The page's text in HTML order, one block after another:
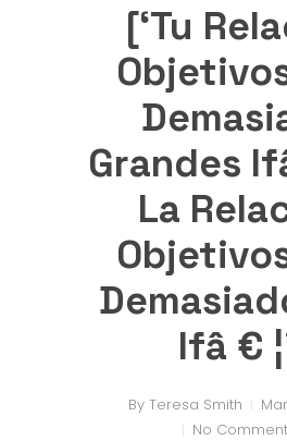
[‘Tu
Grandes
La
Ifâ €
By Teresa Smith
No